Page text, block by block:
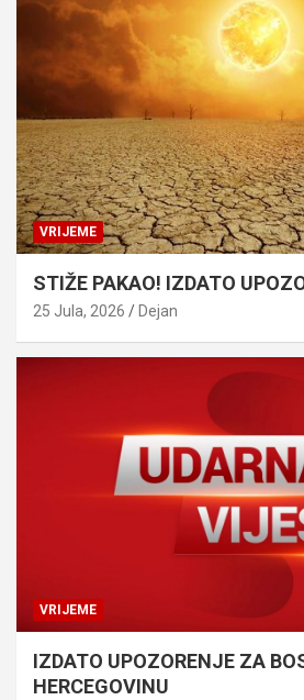
VRIJEME
STIŽE PAKAO! IZDATO
25 Jula, 2026 Dejan
VRIJEME
IZDATO UPOZORENJE ZA
HERCEGOVINU